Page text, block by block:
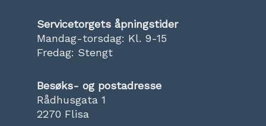
Servicetorgets åpningstider
Mandag-torsdag: Kl. 9-15
Fredag: Stengt
Besøks- og postadresse
Rådhusgata 1
2270 Flisa